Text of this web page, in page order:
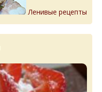
Ленивые рецепты